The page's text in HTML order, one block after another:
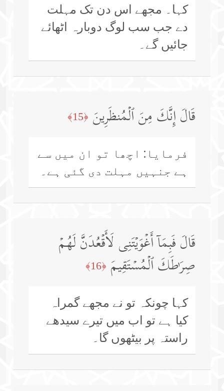
کہا۔ مجھے اس دن تک مہلت
دے جب سب لوگ دوبارہ اٹھائے
جائیں گے۔
قَالَ إِنَّكَ مِنَ ٱلۡمُنظَرِینَ ﴿15﴾
فرمایا: اچھا تو ان میں سے
ہے جنہیں مہلت دی گئی ہے۔
قَالَ فَبِمَاۤ أَغۡوَیۡتَنِی لَأَقۡعُدَنَّ لَهُمۡ
صِرَ ٰ⁠طَكَ ٱلۡمُسۡتَقِیمَ ﴿16﴾
کہا چونکہ تو نے مجھے گمراہ
کیا ہے تو اب میں تیرے سیدھے
راستہ پر بیٹھوں گا۔